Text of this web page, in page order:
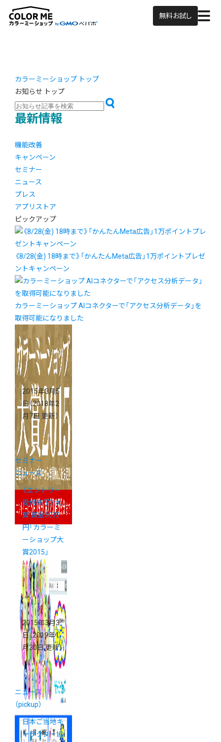
無料お試し
カラーミーショップ トップ
お知らせ トップ
最新情報
機能改善
キャンペーン
セミナー
ニュース
プレス
アプリストア
ピックアップ
《8/28(金) 18時まで》「かんたんMeta広告」1万ポイントプレゼ
ントキャンペーン
カラーミーショップ AIコネクターで「アクセス分析データ」を
取得可能になりました
2015年3月5
日（2018年2
月7日 更新）
セミナー
ニュース
《エントリー
受付終了》大
賞 賞金50万
円「カラーミ
ーショップ大
賞2015」
2015年3月3
日（2019年1
月30日 更新）
ニュース
（pickup）
日本ご当地キ
ャラクター協